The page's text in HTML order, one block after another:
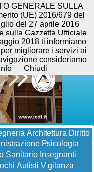
Architettura Diritto
Psicologia
Sanitario Insegnanti
Autisti Vigilanza
GENERALE SULLA
(UE) 2016/679 del
del 27 aprile 2016
sulla Gazzetta Ufficiale
2018 ti informiamo
migliorare i servizi ai
consideriamo
Info Chiudi